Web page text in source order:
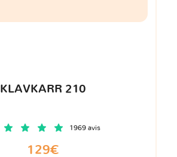
KLAVKARR 210
1969 avis
129€